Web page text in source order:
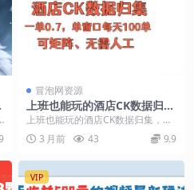
冒泡网资源
上班也能玩的酒店CK数据归
集，一单0.7单窗口每天可做1
00单，一个人就能矩阵操作
【揭秘】
上班也能玩的酒店CK数据归集，一
单0.7单窗口每天可做100单，一个
人就能矩阵操...
3 月前 43 9.9
VIP